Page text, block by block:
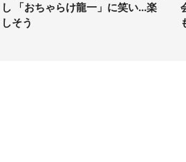
し 「おちゃらけ龍一」に笑い...楽
しそう